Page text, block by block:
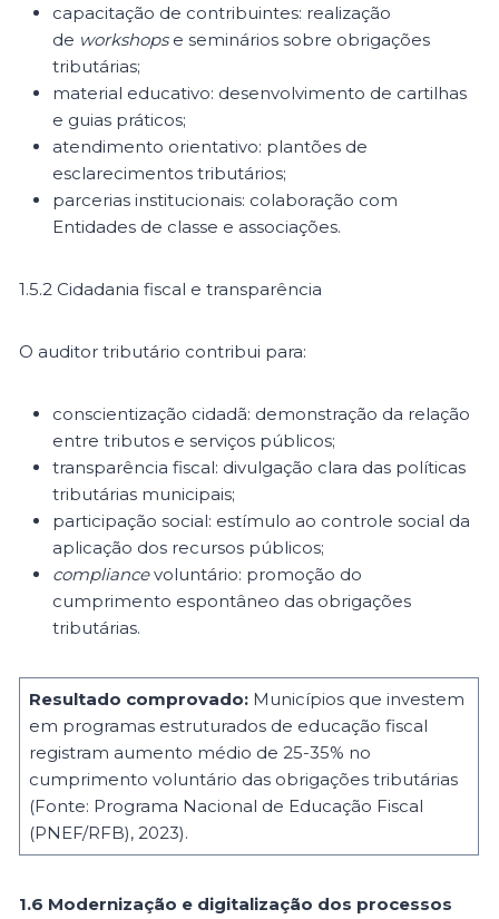
capacitação de contribuintes: realização
de workshopse seminários sobre obrigações
tributárias;
material educativo: desenvolvimento de cartilhas
e guias práticos;
atendimento orientativo: plantões de
esclarecimentos tributários;
parcerias institucionais: colaboração com
Entidades de classe e associações.
1.5.2 Cidadania fiscal e transparência
O auditor tributário contribui para:
conscientização cidadã: demonstração da relação
entre tributos e serviços públicos;
transparência fiscal: divulgação clara das políticas
tributárias municipais;
participação social: estímulo ao controle social da
aplicação dos recursos públicos;
compliancevoluntário: promoção do
cumprimento espontâneo das obrigações
tributárias.
Resultado comprovado:Municípios que investem
em programas estruturados de educação fiscal
registram aumento médio de 25-35% no
cumprimento voluntário das obrigações tributárias
(Fonte: Programa Nacional de Educação Fiscal
(PNEF/RFB), 2023).
1.6 Modernização e digitalização dos processos